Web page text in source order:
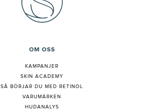
OM OSS
KAMPANJER
SKIN ACADEMY
SÅ BÖRJAR DU MED RETINOL
VARUMÄRKEN
HUDANALYS